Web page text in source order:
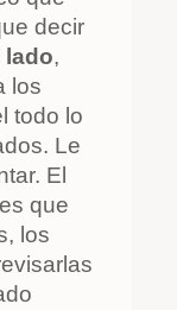
decir
lado,
los
todo lo
Le
El
que
los